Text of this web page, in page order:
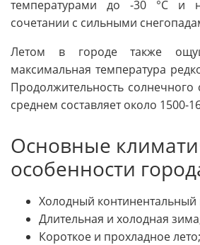
температурами до -30 °C
сочетании с сильными
Летом в городе также
максимальная температура
Продолжительность
среднем составляет около 1500-
Основные
особенности
Холодный континентальный
Длительная и холодная
Короткое и прохладное лето;